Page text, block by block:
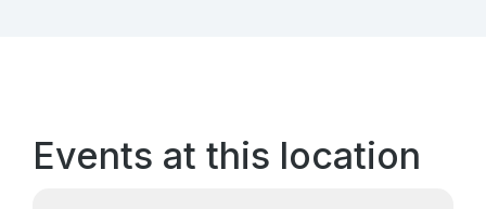
Events at this location